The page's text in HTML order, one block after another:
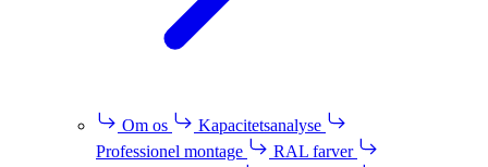
Om os
Kapacitetsanalyse
Professionel montage
RAL farver